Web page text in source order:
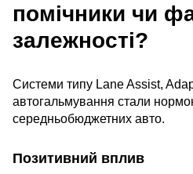
помічники чи
залежності?
Системи типу Lane Assist,
автогальмування стали
середньобюджетних авто.
Позитивний вплив